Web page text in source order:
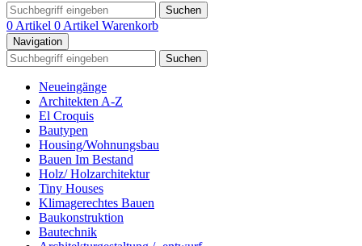
Suchen
0 Artikel 0 Artikel Warenkorb
Navigation
Suchen
Neueingänge
Architekten A-Z
El Croquis
Bautypen
Housing/Wohnungsbau
Bauen Im Bestand
Holz/ Holzarchitektur
Tiny Houses
Klimagerechtes Bauen
Baukonstruktion
Bautechnik